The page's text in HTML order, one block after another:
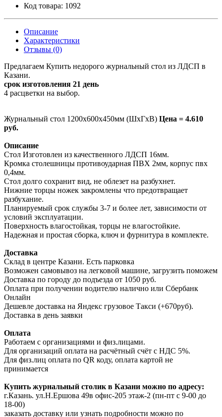
Код товара: 1092
Описание
Характеристики
Отзывы (0)
Предлагаем Купить недорого журнальный стол из ЛДСП в
Казани.
срок изготовления 21 день
4 расцветки на выбор.
Журнальный стол 1200х600х450мм (ШхГхВ) Цена = 4.610
руб.
Описание
Стол Изготовлен из качественного ЛДСП 16мм.
Кромка столешницы противоударная ПВХ 2мм, корпус пвх
0,4мм.
Стол долго сохранит вид, не облезет на разбухнет.
Нижние торцы ножек закромлены что предотвращает
разбухание.
Планируемый срок службы 3-7 и более лет, зависимости от
условий эксплуатации.
Поверхность влагостойкая, торцы не влагостойкие.
Надежная и простая сборка, ключ и фурнитура в комплекте.
Доставка
Склад в центре Казани. Есть парковка
Возможен самовывоз на легковой машине, загрузить поможем
Доставка по городу до подъезда от 1050 руб.
Оплата при получении водителю налично или Сбербанк
Онлайн
Дешевле доставка на Яндекс грузовое Такси (+670руб).
Доставка в день заявки
Оплата
Работаем с организациями и физ.лицами.
Для организаций оплата на расчётный счёт с НДС 5%.
Для физ.лиц оплата по QR коду, оплата картой не
принимается
Купить журнальный столик в Казани можно по адресу:
г.Казань. ул.Н.Ершова 49в офис-205 этаж-2 (пн-пт с 9-00 до
18-00)
заказать доставку или узнать подробности можно по